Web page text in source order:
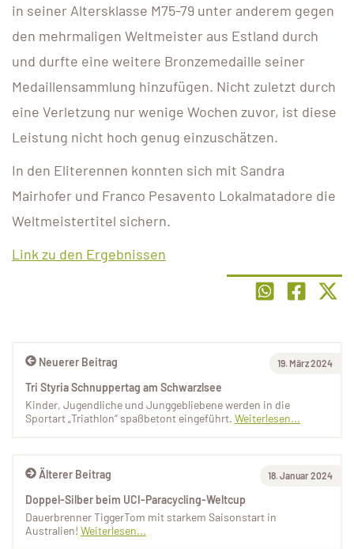
in seiner Altersklasse M75-79 unter anderem gegen
den mehrmaligen Weltmeister aus Estland durch
und durfte eine weitere Bronzemedaille seiner
Medaillensammlung hinzufügen. Nicht zuletzt durch
eine Verletzung nur wenige Wochen zuvor, ist diese
Leistung nicht hoch genug einzuschätzen.
In den Eliterennen konnten sich mit Sandra
Mairhofer und Franco Pesavento Lokalmatadore die
Weltmeistertitel sichern.
Link zu den Ergebnissen
Älterer Beitrag 18. Januar 2024
Doppel-Silber beim UCI-Paracycling-Weltcup
Dauerbrenner TiggerTom mit starkem Saisonstart in
Australien! Weiterlesen...
Neuerer Beitrag 19. März 2024
Tri Styria Schnuppertag am Schwarzlsee
Kinder, Jugendliche und Junggebliebene werden in die
Sportart „Triathlon“ spaßbetont eingeführt. Weiterlesen...